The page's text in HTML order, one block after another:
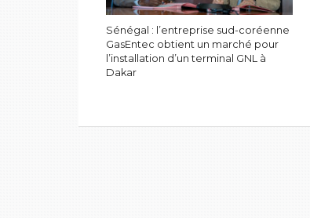
Sénégal : l’entreprise sud-coréenne
GasEntec obtient un marché pour
l’installation d’un terminal GNL à
Dakar